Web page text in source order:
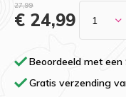
27,99
€ 24,99
Beoordeeld met een
Gratis verzending